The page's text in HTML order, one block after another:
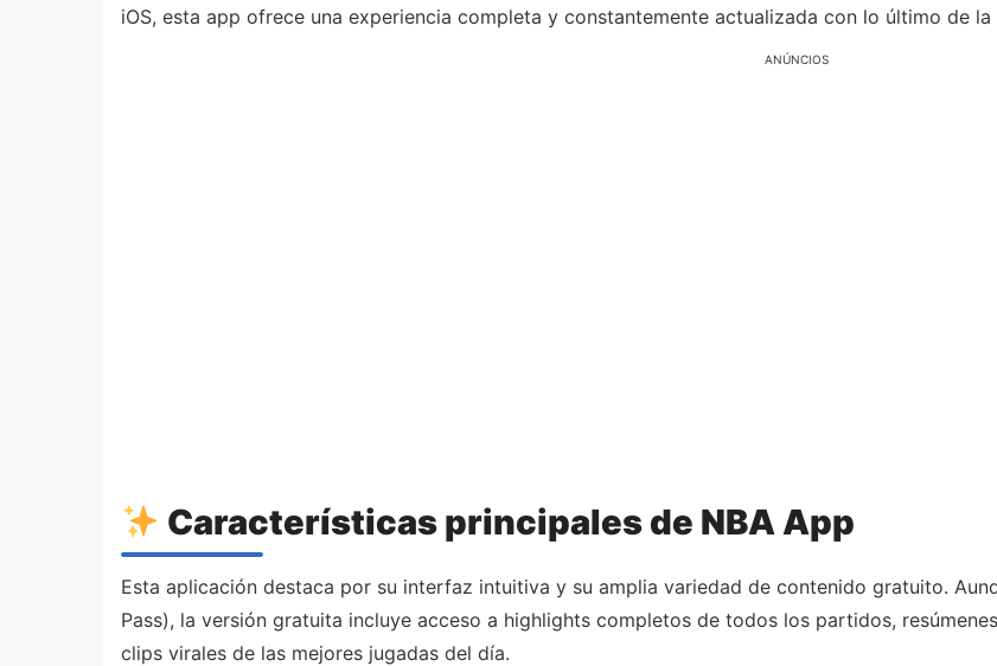
iOS, esta app ofrece una experiencia completa y constantemente actualizada con lo último de la
ANÚNCIOS
Características principales de NBA App
Esta aplicación destaca por su interfaz intuitiva y su amplia variedad de contenido gratuito.
Pass), la versión gratuita incluye acceso a highlights completos de todos los partidos,
clips virales de las mejores jugadas del día.